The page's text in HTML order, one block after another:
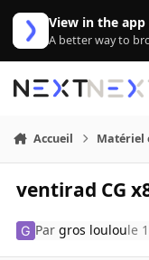
Aller au contenu
View in the app
A better way to
Accueil Matériel
ventirad CG
Pargros louloule